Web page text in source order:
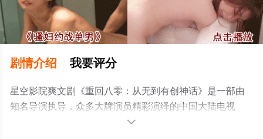
剧情介绍 我要评分
星空影院爽文剧《重回八零：从无到有创神话》是一部由
知名导演执导，众多大牌演员精彩演绎的中国大陆电视
剧，大结局剧情已揭晓（全集完结），超前点播免费观看
